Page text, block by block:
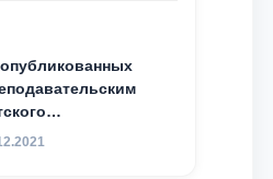
юридического